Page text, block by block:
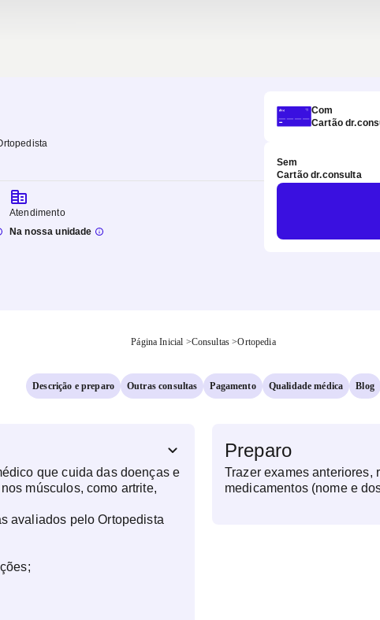
Atendimento
Na nossa unidade
Com
Cartão
Sem
Cartão dr.consulta
Página Inicial >Consultas >Ortopedia
Descrição e preparo Outras consultas Pagamento Qualidade médica Blog
que cuida das doenças e
músculos, como artrite,
avaliados pelo Ortopedista
Preparo
Trazer exames anteriores,
medicamentos (nome e